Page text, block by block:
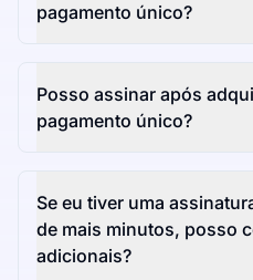
pagamento único?
Posso assinar após
pagamento único?
Se eu tiver uma
de mais minutos, posso
adicionais?